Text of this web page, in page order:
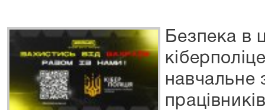
Безпека в
навчальне